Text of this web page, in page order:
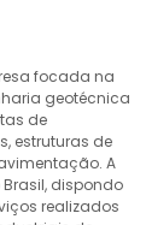
focada na
geotécnica
de
estruturas de
A
dispondo
realizados